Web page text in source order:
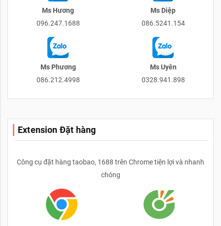
Ms Hương
096.247.1688
Ms Diệp
086.5241.154
Ms Phương
086.212.4998
Ms Uyên
0328.941.898
Extension Đặt hàng
Công cụ đặt hàng taobao, 1688 trên Chrome tiện lợi và nhanh
chóng